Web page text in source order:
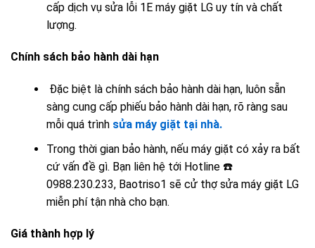
cấp dịch vụ sửa lỗi 1E máy giặt LG uy tín và chất
lượng.
Chính sách bảo hành dài hạn
Đặc biệt là chính sách bảo hành dài hạn, luôn sẵn
sàng cung cấp phiếu bảo hành dài hạn, rõ ràng sau
mỗi quá trình sửa máy giặt tại nhà.
Trong thời gian bảo hành, nếu máy giặt có xảy ra bất
cứ vấn đề gì. Bạn liên hệ tới Hotline ☎️
0988.230.233, Baotriso1 sẽ cử thợ sửa máy giặt LG
miễn phí tận nhà cho bạn.
Giá thành hợp lý